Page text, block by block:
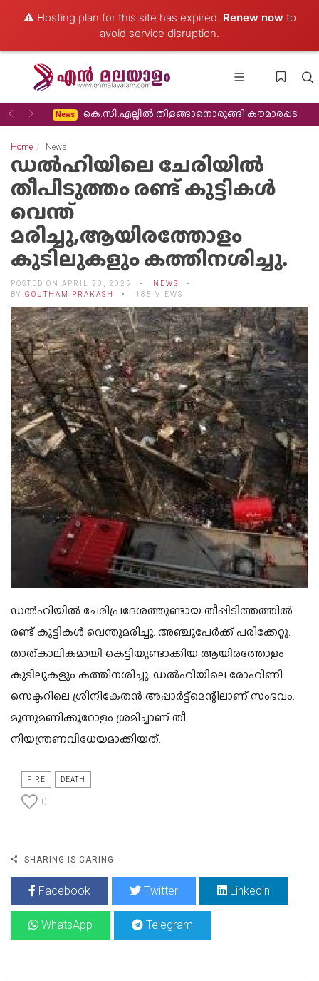
⚠️ Hosting plan for this site has expired. Renew now to
avoid service disruption.
Previous
Next
തിരിച്ചുവരവ് News കെ.സി.എല്ലിൽ തിളങ്ങാനൊരുങ്ങി കൗമാരപ്പട
Home News
ഡൽഹിയിലെ ചേരിയിൽ
തീപിടുത്തം രണ്ട് കുട്ടികൾ
വെന്ത്
മരിച്ചു,ആയിരത്തോളം
കുടിലുകളും കത്തിനശിച്ചു.
POSTED ON APRIL 28, 2025
NEWS
BY GOUTHAM PRAKASH 185 VIEWS
ഡല്‍ഹിയില്‍ ചേരിപ്രദേശത്തുണ്ടായ തീപ്പിടിത്തത്തില്‍
രണ്ട് കുട്ടികള്‍ വെന്തുമരിച്ചു. അഞ്ചുപേര്‍ക്ക് പരിക്കേറ്റു.
താത്കാലികമായി കെട്ടിയുണ്ടാക്കിയ ആയിരത്തോളം
കുടിലുകളും കത്തിനശിച്ചു. ഡല്‍ഹിയിലെ രോഹിണി
സെക്ടറിലെ ശ്രീനികേതന്‍ അപ്പാര്‍ട്ട്‌മെന്റിലാണ് സംഭവം.
മൂന്നുമണിക്കൂറോളം ശ്രമിച്ചാണ് തീ
നിയന്ത്രണവിധേയമാക്കിയത്.
FIRE DEATH
0
SHARING IS CARING
Facebook Twitter Linkedin
WhatsApp Telegram